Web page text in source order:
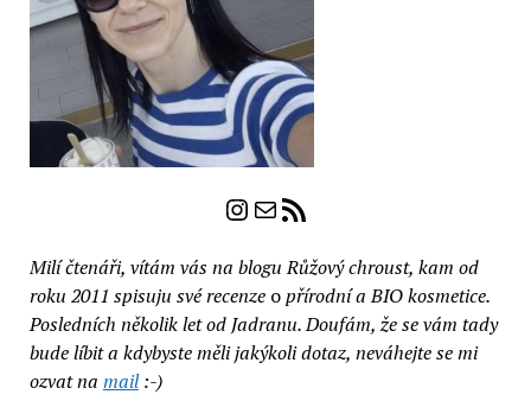
Instagram
E-mail
RSS zdroj
Milí čtenáři, vítám vás na blogu Růžový chroust, kam od
roku 2011 spisuju své recenze opřírodní a BIO kosmetice.
Posledních několik let od Jadranu. Doufám, že se vám tady
bude líbit a kdybyste měli jakýkoli dotaz, neváhejte se mi
ozvat na mail:-)